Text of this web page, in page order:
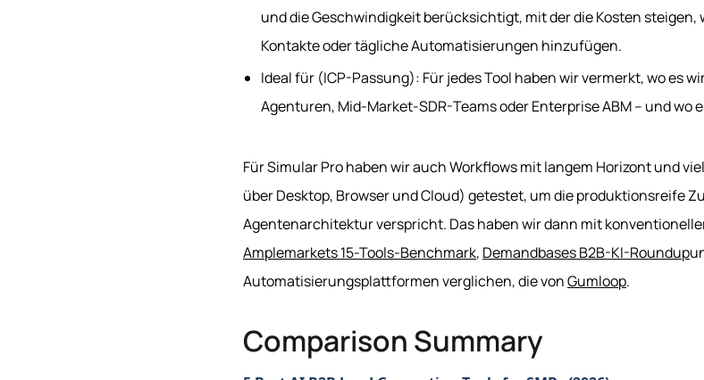
und die Geschwindigkeit berücksichtigt, mit der die Kosten
Kontakte oder tägliche Automatisierungen hinzufügen.
Ideal für (ICP-Passung): Für jedes Tool haben wir vermerkt, wo es
Agenturen, Mid-Market-SDR-Teams oder Enterprise ABM – und wo
Für Simular Pro haben wir auch Workflows mit langem Horizont und
über Desktop, Browser und Cloud) getestet, um die produktionsreife
Agentenarchitektur verspricht. Das haben wir dann mit
Amplemarkets 15-Tools-Benchmark, Demandbases B2B-KI-Roundup
Automatisierungsplattformen verglichen, die vonGumloop.
Comparison Summary